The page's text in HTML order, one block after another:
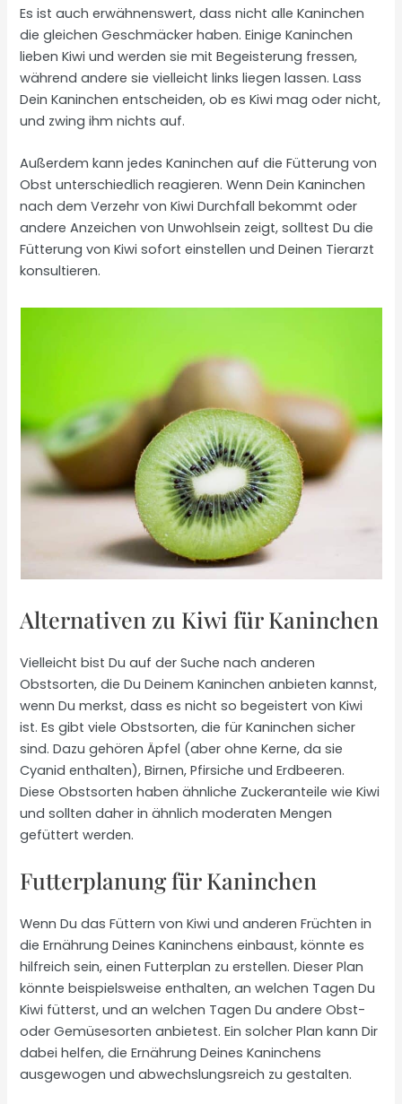
Es ist auch erwähnenswert, dass nicht alle Kaninchen
die gleichen Geschmäcker haben. Einige Kaninchen
lieben Kiwi und werden sie mit Begeisterung fressen,
während andere sie vielleicht links liegen lassen. Lass
Dein Kaninchen entscheiden, ob es Kiwi mag oder nicht,
und zwing ihm nichts auf.
Außerdem kann jedes Kaninchen auf die Fütterung von
Obst unterschiedlich reagieren. Wenn Dein Kaninchen
nach dem Verzehr von Kiwi Durchfall bekommt oder
andere Anzeichen von Unwohlsein zeigt, solltest Du die
Fütterung von Kiwi sofort einstellen und Deinen Tierarzt
konsultieren.
Alternativen zu Kiwi für Kaninchen
Vielleicht bist Du auf der Suche nach anderen
Obstsorten, die Du Deinem Kaninchen anbieten kannst,
wenn Du merkst, dass es nicht so begeistert von Kiwi
ist. Es gibt viele Obstsorten, die für Kaninchen sicher
sind. Dazu gehören Äpfel (aber ohne Kerne, da sie
Cyanid enthalten), Birnen, Pfirsiche und Erdbeeren.
Diese Obstsorten haben ähnliche Zuckeranteile wie Kiwi
und sollten daher in ähnlich moderaten Mengen
gefüttert werden.
Futterplanung für Kaninchen
Wenn Du das Füttern von Kiwi und anderen Früchten in
die Ernährung Deines Kaninchens einbaust, könnte es
hilfreich sein, einen Futterplan zu erstellen. Dieser Plan
könnte beispielsweise enthalten, an welchen Tagen Du
Kiwi fütterst, und an welchen Tagen Du andere Obst-
oder Gemüsesorten anbietest. Ein solcher Plan kann Dir
dabei helfen, die Ernährung Deines Kaninchens
ausgewogen und abwechslungsreich zu gestalten.